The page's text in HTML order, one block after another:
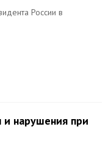
России в
нарушения при